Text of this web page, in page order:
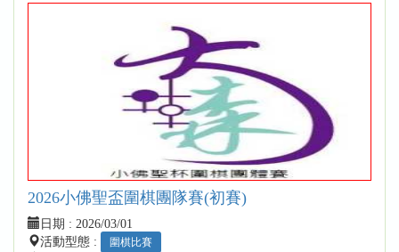
2026小佛聖盃圍棋團隊賽(初賽)
日期 : 2026/03/01
活動型態 :
圍棋比賽